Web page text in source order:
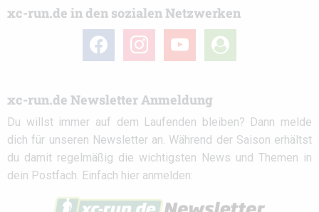
xc-run.de in den sozialen Netzwerken
facebook instagramyoutube
user-
circle
xc-run.de Newsletter Anmeldung
Du willst immer auf dem Laufenden bleiben? Dann melde
dich für unseren Newsletter an. Während der Saison erhältst
du damit regelmäßig die wichtigsten News und Themen in
dein Postfach. Einfach hier anmelden: